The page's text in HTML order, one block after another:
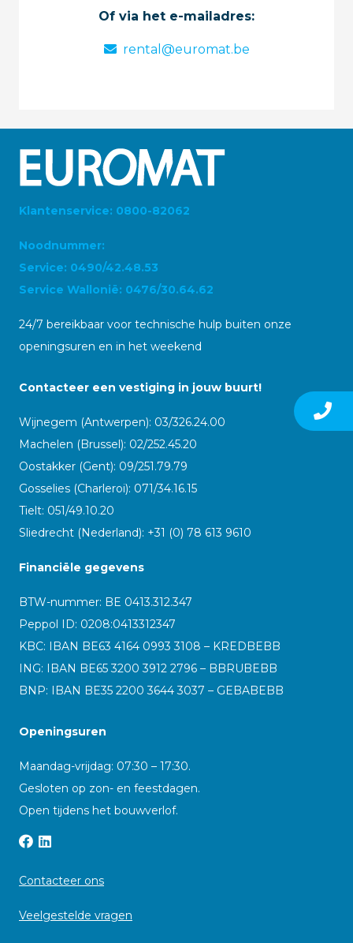
Of via het e-mailadres:
rental@euromat.be
Klantenservice: 0800-82062
Noodnummer:
Service: 0490/42.48.53
Service Wallonië: 0476/30.64.62
24/7 bereikbaar voor technische hulp buiten onze
openingsuren en in het weekend
Contacteer een vestiging in jouw buurt!
Wijnegem (Antwerpen): 03/326.24.00
Machelen (Brussel): 02/252.45.20
Oostakker (Gent): 09/251.79.79
Gosselies (Charleroi): 071/34.16.15
Tielt: 051/49.10.20
Sliedrecht (Nederland): +31 (0) 78 613 9610
Financiële gegevens
BTW-nummer: BE 0413.312.347
Peppol ID: 0208:0413312347
KBC: IBAN BE63 4164 0993 3108 – KREDBEBB
ING: IBAN BE65 3200 3912 2796 – BBRUBEBB
BNP: IBAN BE35 2200 3644 3037 – GEBABEBB
Openingsuren
Maandag-vrijdag: 07:30 – 17:30.
Gesloten op zon- en feestdagen.
Open tijdens het bouwverlof.
Contacteer ons
Veelgestelde vragen